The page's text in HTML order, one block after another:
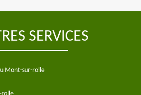
SERVICES
Mont-sur-rolle